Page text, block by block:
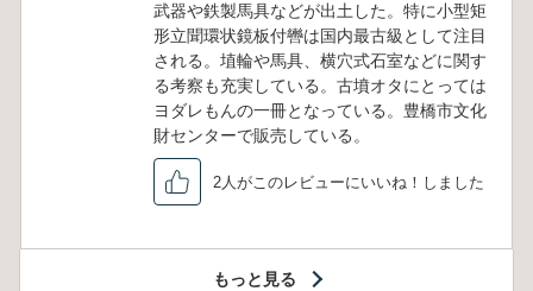
武器や鉄製馬具などが出土した。特に小型矩
形立聞環状鏡板付轡は国内最古級として注目
される。埴輪や馬具、横穴式石室などに関す
る考察も充実している。古墳オタにとっては
ヨダレもんの一冊となっている。豊橋市文化
財センターで販売している。
2人がこのレビューにいいね！しました
もっと見る